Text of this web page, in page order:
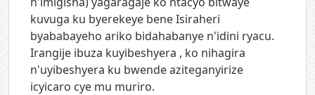
kuvuga ku byerekeye bene Isiraheri
byababayeho ariko bidahabanye n'idini ryacu.
Irangije ibuza kuyibeshyera , ko nihagira
n'uyibeshyera ku bwende aziteganyirize
icyicaro cye mu muriro.